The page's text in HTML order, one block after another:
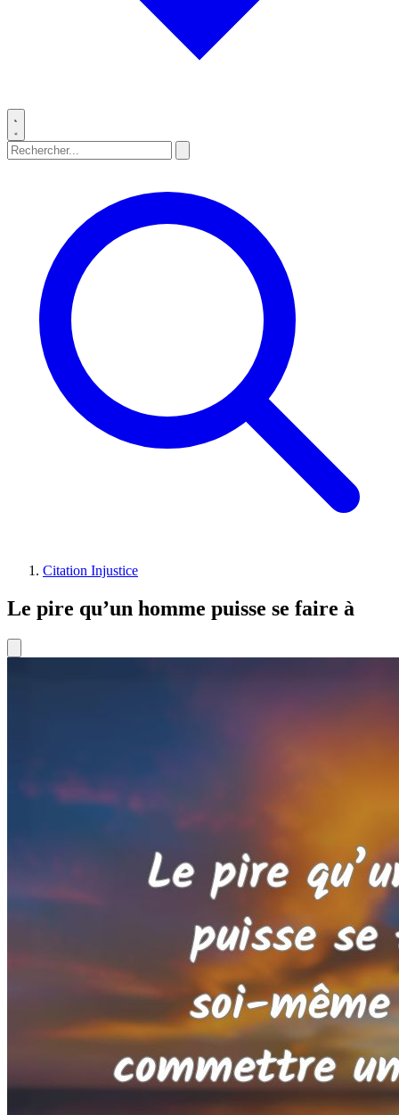
Citation Injustice
Le pire qu’un homme puisse se faire à